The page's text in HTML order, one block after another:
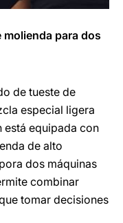
para dos
de tueste de
especial ligera
está equipada con
de alto
dos máquinas
combinar
tomar decisiones